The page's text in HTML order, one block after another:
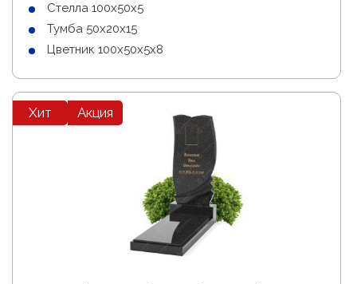
Стелла 100х50х5
Тумба 50х20х15
Цветник 100х50х5х8
Хит Акция